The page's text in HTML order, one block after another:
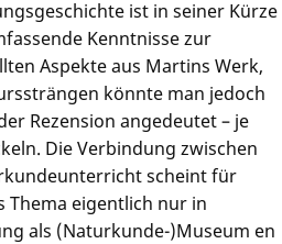
ist in seiner Kürze
Kenntnisse zur
Aspekte aus Martins Werk,
könnte man jedoch
Rezension angedeutet – je
Die Verbindung zwischen
scheint für
Thema eigentlich nur in
als (Naturkunde-)Museum en